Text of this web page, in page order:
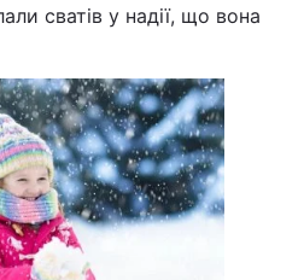
сватів у надії, що вона